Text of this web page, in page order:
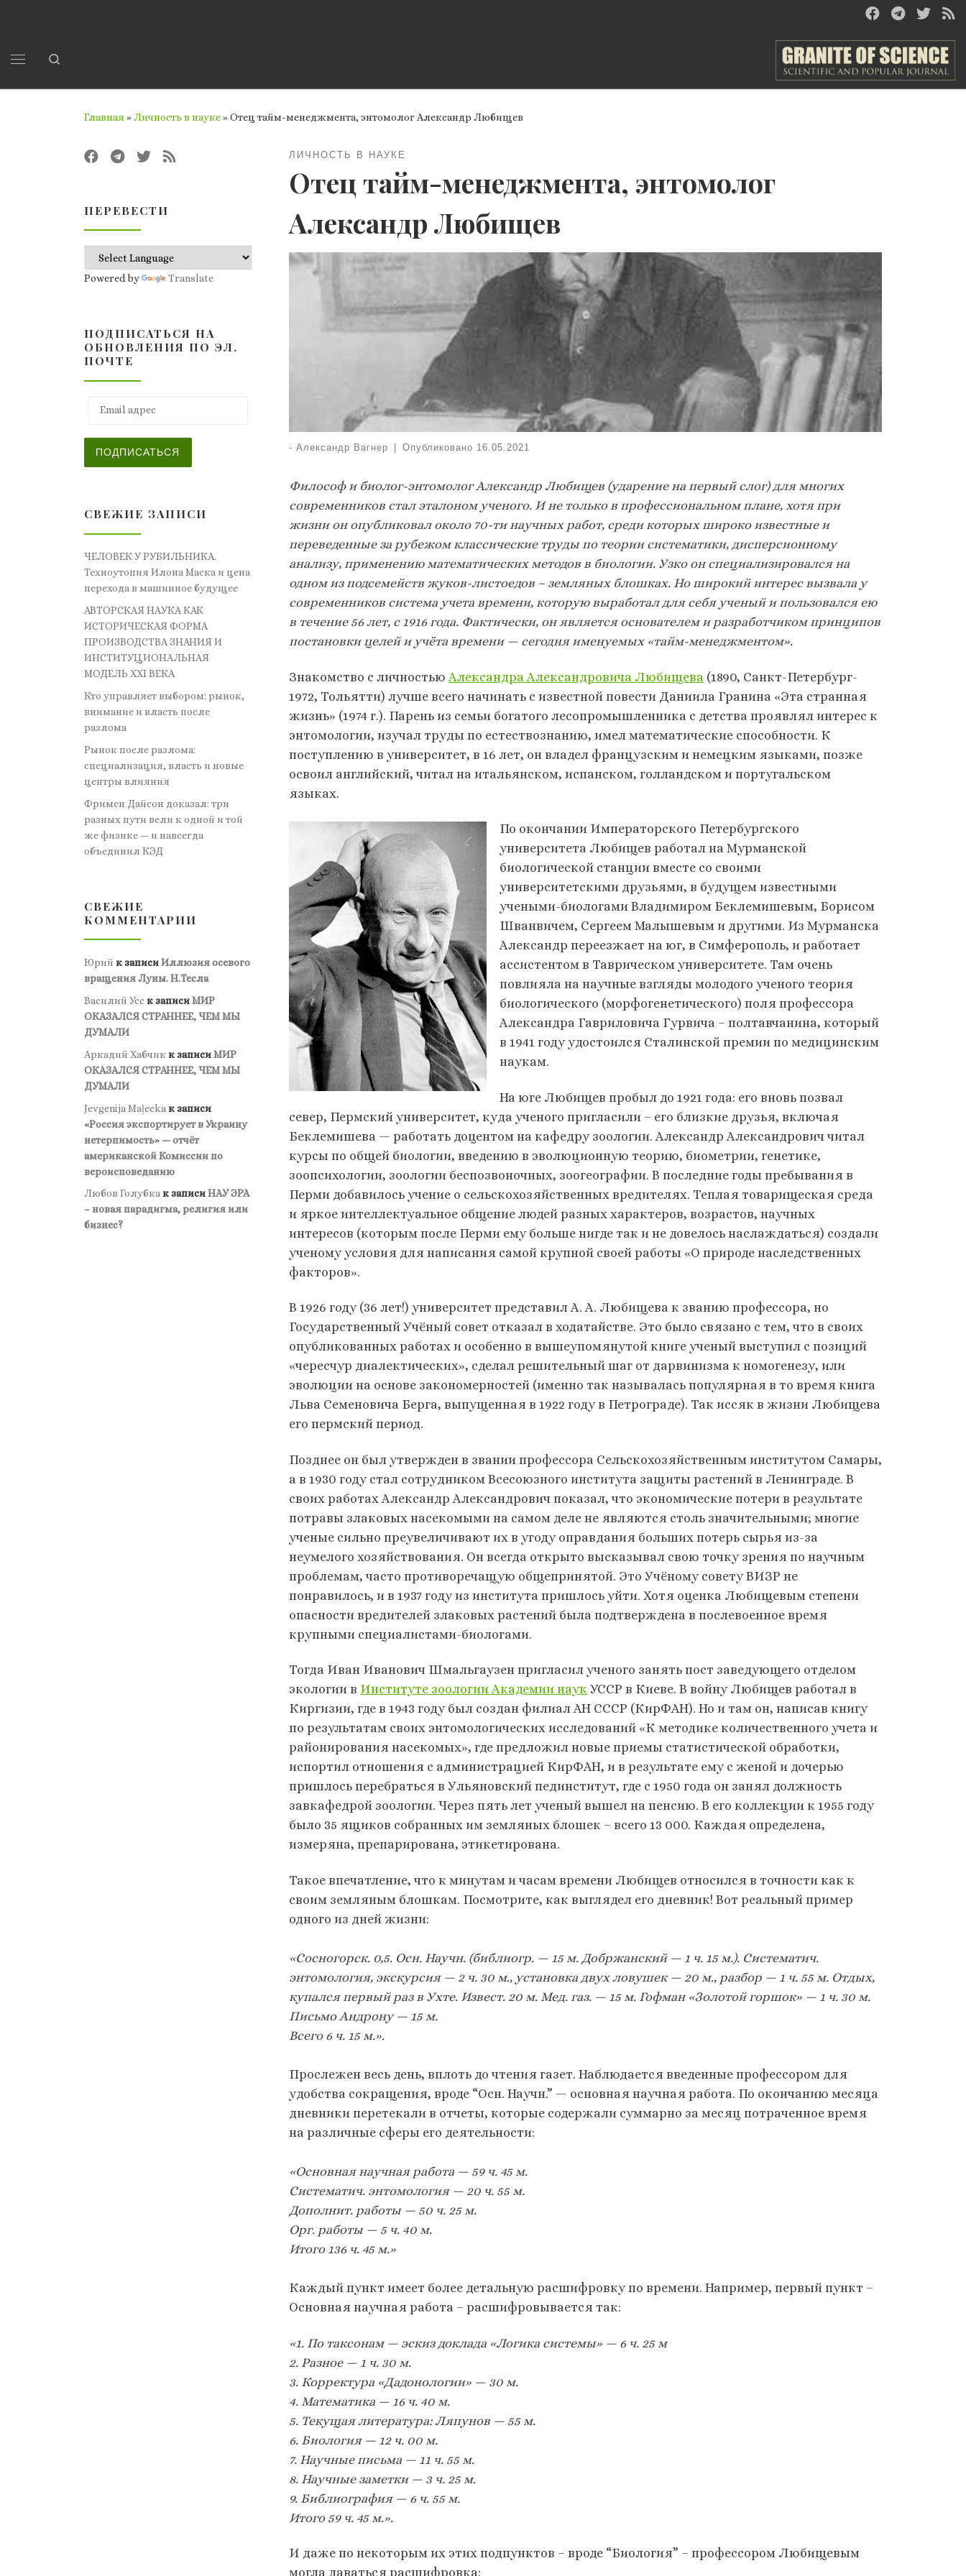
Главная »Личность в науке»Отец тайм-менеджмента, энтомолог Александр Любищев
ЛИЧНОСТЬ В НАУКЕ
Отец тайм-менеджмента, энтомолог
Александр Любищев
- Александр Вагнер Опубликовано 16.05.2021
Философ и биолог-энтомолог Александр Любищев (ударение на первый слог) для многих
современников стал эталоном ученого. И не только в профессиональном плане, хотя при
жизни он опубликовал около 70-ти научных работ, среди которых широко известные и
переведенные за рубежом классические труды по теории систематики, дисперсионному
анализу, применению математических методов в биологии. Узко он специализировался на
одном из подсемейств жуков-листоедов – земляных блошках. Но широкий интерес вызвала у
современников система учета времени, которую выработал для себя ученый и пользовался ею
в течение 56 лет, с 1916 года. Фактически, он является основателем и разработчиком принципов
постановки целей и учёта времени — сегодня именуемых «тайм-менеджментом».
Знакомство с личностью Александра Александровича Любищева (1890, Санкт-Петербург-
1972, Тольятти) лучше всего начинать с известной повести Даниила Гранина «Эта странная
жизнь» (1974 г.). Парень из семьи богатого лесопромышленника с детства проявлял интерес к
энтомологии, изучал труды по естествознанию, имел математические способности. К
поступлению в университет, в 16 лет, он владел французским и немецким языками, позже
освоил английский, читал на итальянском, испанском, голландском и португальском
языках.
По окончании Императорского Петербургского
университета Любищев работал на Мурманской
биологической станции вместе со своими
университетскими друзьями, в будущем известными
учеными-биологами Владимиром Беклемишевым, Борисом
Шванвичем, Сергеем Малышевым и другими. Из Мурманска
Александр переезжает на юг, в Симферополь, и работает
ассистентом в Таврическом университете. Там очень
повлияла на научные взгляды молодого ученого теория
биологического (морфогенетического) поля профессора
Александра Гавриловича Гурвича – полтавчанина, который
в 1941 году удостоился Сталинской премии по медицинским
наукам.
На юге Любищев пробыл до 1921 года: его вновь позвал
север, Пермский университет, куда ученого пригласили – его близкие друзья, включая
Беклемишева — работать доцентом на кафедру зоологии. Александр Александрович читал
курсы по общей биологии, введению в эволюционную теорию, биометрии, генетике,
зоопсихологии, зоологии беспозвоночных, зоогеографии. В последние годы пребывания в
Перми добавилось учение о сельскохозяйственных вредителях. Теплая товарищеская среда
и яркое интеллектуальное общение людей разных характеров, возрастов, научных
интересов (которым после Перми ему больше нигде так и не довелось наслаждаться) создали
ученому условия для написания самой крупной своей работы «О природе наследственных
факторов».
В 1926 году (36 лет!) университет представил А. А. Любищева к званию профессора, но
Государственный Учёный совет отказал в ходатайстве. Это было связано с тем, что в своих
опубликованных работах и особенно в вышеупомянутой книге ученый выступил с позиций
«чересчур диалектических», сделал решительный шаг от дарвинизма к номогенезу, или
эволюции на основе закономерностей (именно так называлась популярная в то время книга
Льва Семеновича Берга, выпущенная в 1922 году в Петрограде). Так иссяк в жизни Любищева
его пермский период.
Позднее он был утвержден в звании профессора Сельскохозяйственным институтом Самары,
а в 1930 году стал сотрудником Всесоюзного института защиты растений в Ленинграде. В
своих работах Александр Александрович показал, что экономические потери в результате
потравы злаковых насекомыми на самом деле не являются столь значительными; многие
ученые сильно преувеличивают их в угоду оправдания больших потерь сырья из-за
неумелого хозяйствования. Он всегда открыто высказывал свою точку зрения по научным
проблемам, часто противоречащую общепринятой. Это Учёному совету ВИЗР не
понравилось, и в 1937 году из института пришлось уйти. Хотя оценка Любищевым степени
опасности вредителей злаковых растений была подтверждена в послевоенное время
крупными специалистами-биологами.
Тогда Иван Иванович Шмальгаузен пригласил ученого занять пост заведующего отделом
экологии в Институте зоологии Академии наук УССР в Киеве. В войну Любищев работал в
Киргизии, где в 1943 году был создан филиал АН СССР (КирФАН). Но и там он, написав книгу
по результатам своих энтомологических исследований «К методике количественного учета и
районирования насекомых», где предложил новые приемы статистической обработки,
испортил отношения с администрацией КирФАН, и в результате ему с женой и дочерью
пришлось перебраться в Ульяновский пединститут, где с 1950 года он занял должность
завкафедрой зоологии. Через пять лет ученый вышел на пенсию. В его коллекции к 1955 году
было 35 ящиков собранных им земляных блошек – всего 13 000. Каждая определена,
измеряна, препарирована, этикетирована.
Такое впечатление, что к минутам и часам времени Любищев относился в точности как к
своим земляным блошкам. Посмотрите, как выглядел его дневник! Вот реальный пример
одного из дней жизни:
«Сосногорск. 0,5. Осн. Научн. (библиогр. — 15 м. Добржанский — 1 ч. 15 м.). Систематич.
энтомология, экскурсия — 2 ч. 30 м., установка двух ловушек — 20 м., разбор — 1 ч. 55 м. Отдых,
купался первый раз в Ухте. Извест. 20 м. Мед. газ. — 15 м. Гофман «Золотой горшок» — 1 ч. 30 м.
Письмо Андрону — 15 м.
Всего 6 ч. 15 м.».
Прослежен весь день, вплоть до чтения газет. Наблюдается введенные профессором для
удобства сокращения, вроде “Осн. Научн.” — основная научная работа. По окончанию месяца
дневники перетекали в отчеты, которые содержали суммарно за месяц потраченное время
на различные сферы его деятельности:
«Основная научная работа — 59 ч. 45 м.
Систематич. энтомология — 20 ч. 55 м.
Дополнит. работы — 50 ч. 25 м.
Орг. работы — 5 ч. 40 м.
Итого 136 ч. 45 м.»
Каждый пункт имеет более детальную расшифровку по времени. Например, первый пункт –
Основная научная работа – расшифровывается так:
«1. По таксонам — эскиз доклада «Логика системы» — 6 ч. 25 м
2. Разное — 1 ч. 30 м.
3. Корректура «Дадонологии» — 30 м.
4. Математика — 16 ч. 40 м.
5. Текущая литература: Ляпунов — 55 м.
6. Биология — 12 ч. 00 м.
7. Научные письма — 11 ч. 55 м.
8. Научные заметки — 3 ч. 25 м.
9. Библиография — 6 ч. 55 м.
Итого 59 ч. 45 м.».
И даже по некоторым их этих подпунктов – вроде “Биология” – профессором Любищевым
могла даваться расшифровка:
ПЕРЕВЕСТИ
Powered by Translate
ПОДПИСАТЬСЯ НА
ОБНОВЛЕНИЯ ПО ЭЛ.
ПОЧТЕ
ПОДПИСАТЬСЯ
СВЕЖИЕ ЗАПИСИ
ЧЕЛОВЕК У РУБИЛЬНИКА.
Техноутопия Илона Маска и цена
перехода в машинное будущее
АВТОРСКАЯ НАУКА КАК
ИСТОРИЧЕСКАЯ ФОРМА
ПРОИЗВОДСТВА ЗНАНИЯ И
ИНСТИТУЦИОНАЛЬНАЯ
МОДЕЛЬ XXI ВЕКА
Кто управляет выбором: рынок,
внимание и власть после
разлома
Рынок после разлома:
специализация, власть и новые
центры влияния
Фримен Дайсон доказал: три
разных пути вели к одной и той
же физике — и навсегда
объединил КЭД
СВЕЖИЕ
КОММЕНТАРИИ
Юрий к записиИллюзия осевого
вращения Луны. Н.Тесла
Василий Усс к записиМИР
ОКАЗАЛСЯ СТРАННЕЕ, ЧЕМ МЫ
ДУМАЛИ
Аркадий Хабчик к записиМИР
ОКАЗАЛСЯ СТРАННЕЕ, ЧЕМ МЫ
ДУМАЛИ
Jevgenija Maļecka к записи
«Россия экспортирует в Украину
нетерпимость» — отчёт
американской Комиссии по
вероисповеданию
Любов Голубкак записиНАУ ЭРА
– новая парадигма, религия или
бизнес?